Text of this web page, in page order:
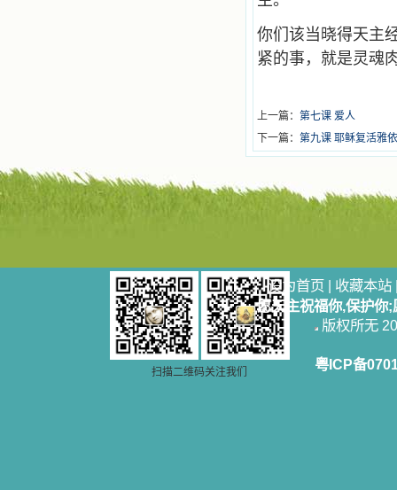
你们该当晓得天主
紧的事，就是灵魂
上一篇： 第七课 爱人
下一篇： 第九课 耶稣复活雅
扫描二维码关注我们
设为首页 | 收藏本站
愿天主祝福你,保护你
版权所无
粤ICP备